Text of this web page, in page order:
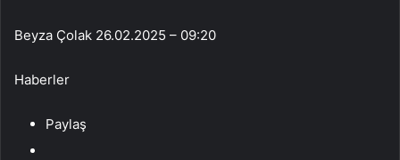
Beyza Çolak 26.02.2025 – 09:20
Haberler
Paylaş